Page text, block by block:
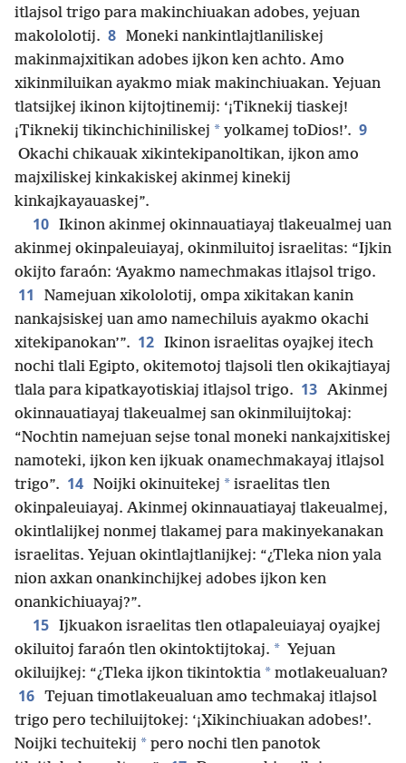
itlajsol trigo para makinchiuakan adobes, yejuan
makololotij. 8 Moneki nankintlajtlaniliskej
makinmajxitikan adobes ijkon ken achto. Amo
xikinmiluikan ayakmo miak makinchiuakan. Yejuan
tlatsijkej ikinon kijtojtinemij: ‘¡Tiknekij tiaskej!
¡Tiknekij tikinchichiniliskej * yolkamej toDios!’. 9
Okachi chikauak xikintekipanoltikan, ijkon amo
majxiliskej kinkakiskej akinmej kinekij
kinkajkayauaskej”.
10 Ikinon akinmej okinnauatiayaj tlakeualmej uan
akinmej okinpaleuiayaj, okinmiluitoj israelitas: “Ijkin
okijto faraón: ‘Ayakmo namechmakas itlajsol trigo.
11
Namejuan xikololotij, ompa xikitakan kanin
nankajsiskej uan amo namechiluis ayakmo okachi
xitekipanokan’”. 12 Ikinon israelitas oyajkej itech
nochi tlali Egipto, okitemotoj tlajsoli tlen okikajtiayaj
tlala para kipatkayotiskiaj itlajsol trigo. 13 Akinmej
okinnauatiayaj tlakeualmej san okinmiluijtokaj:
“Nochtin namejuan sejse tonal moneki nankajxitiskej
namoteki, ijkon ken ijkuak onamechmakayaj itlajsol
trigo”. 14 Noijki okinuitekej * israelitas tlen
okinpaleuiayaj. Akinmej okinnauatiayaj tlakeualmej,
okintlalijkej nonmej tlakamej para makinyekanakan
israelitas. Yejuan okintlajtlanijkej: “¿Tleka nion yala
nion axkan onankinchijkej adobes ijkon ken
onankichiuayaj?”.
15 Ijkuakon israelitas tlen otlapaleuiayaj oyajkej
okiluitoj faraón tlen okintoktijtokaj. * Yejuan
okiluijkej: “¿Tleka ijkon tikintoktia * motlakeualuan?
16 Tejuan timotlakeualuan amo techmakaj itlajsol
trigo pero techiluijtokej: ‘¡Xikinchiuakan adobes!’.
Noijki techuitekij * pero nochi tlen panotok